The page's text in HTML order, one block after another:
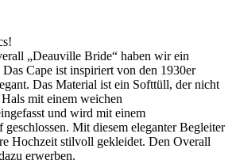
„Deauville Bride“ haben wir ein
Das Cape ist inspiriert von den 1930er
Das Material ist ein Softtüll, der nicht
mit einem weichen
und wird mit einem
Mit diesem eleganter Begleiter
Hochzeit stilvoll gekleidet. Den Overall
erwerben.